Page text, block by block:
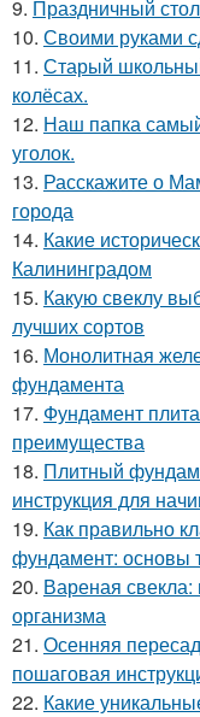
9. Праздничный
10. Своими руками
11. Старый
колёсах.
12. Наш папка
уголок.
13. Расскажите о
города
14. Какие
Калининградом
15. Какую свеклу
лучших сортов
16. Монолитная
фундамента
17. Фундамент
преимущества
18. Плитный
инструкция для
19. Как правильно
фундамент: основы
20. Вареная свекла:
организма
21. Осенняя
пошаговая
22. Какие